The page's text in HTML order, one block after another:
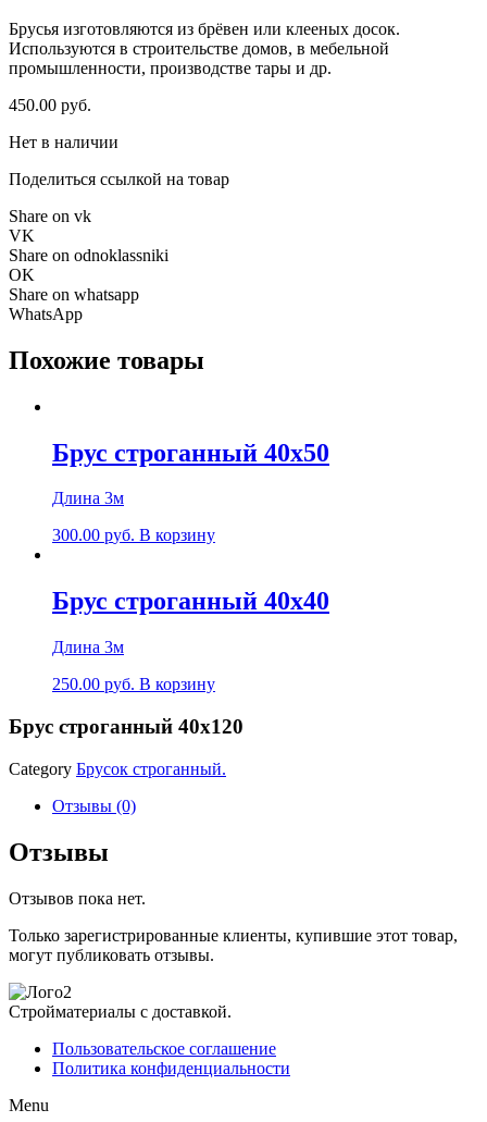
Брусья изготовляются из брёвен или клееных досок.
Используются в строительстве домов, в мебельной
промышленности, производстве тары и др.
450.00 руб.
Нет в наличии
Поделиться ссылкой на товар
Share on vk
VK
Share on odnoklassniki
OK
Share on whatsapp
WhatsApp
Похожие товары
Брус строганный 40х50
Длина 3м
300.00 руб. В корзину
Брус строганный 40х40
Длина 3м
250.00 руб. В корзину
Брус строганный 40х120
Category Брусок строганный.
Отзывы (0)
Отзывы
Отзывов пока нет.
Только зарегистрированные клиенты, купившие этот товар,
могут публиковать отзывы.
Стройматериалы с доставкой.
Пользовательское соглашение
Политика конфиденциальности
Menu